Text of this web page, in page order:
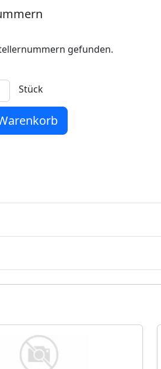
gefunden.
Stück